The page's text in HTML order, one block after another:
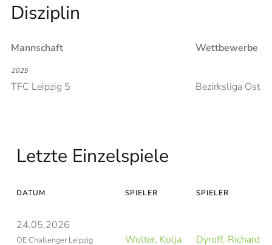
Disziplin
Mannschaft Wettbewerbe
2025
TFC Leipzig 5 Bezirksliga Ost
Letzte Einzelspiele
DATUM SPIELER SPIELER
24.05.2026
OE Challenger Leipzig Wolter, Kolja Dyroff, Richard